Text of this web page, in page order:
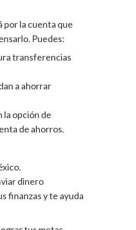
por la cuenta que
Puedes:
transferencias
a ahorrar
opción de
de ahorros.
dinero
finanzas y te ayuda